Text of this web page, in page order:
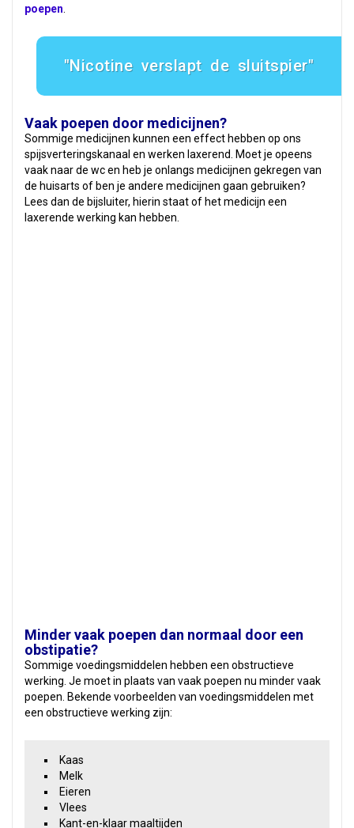
poepen
Nicotine verslapt de sluitspier
Vaak poepen door medicijnen?
Sommige medicijnen kunnen een effect hebben op ons
spijsverteringskanaal en werken laxerend. Moet je opeens
vaak naar de wc en heb je onlangs medicijnen gekregen van
de huisarts of ben je andere medicijnen gaan gebruiken?
Lees dan de bijsluiter, hierin staat of het medicijn een
laxerende werking kan hebben.
Minder vaak poepen dan normaal door een
obstipatie?
Sommige voedingsmiddelen hebben een obstructieve
werking. Je moet in plaats van vaak poepen nu minder vaak
poepen. Bekende voorbeelden van voedingsmiddelen met
een obstructieve werking zijn:
Kaas
Melk
Eieren
Vlees
Kant-en-klaar maaltijden